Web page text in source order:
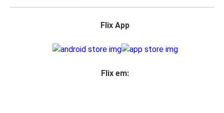
Flix App
Flix em: